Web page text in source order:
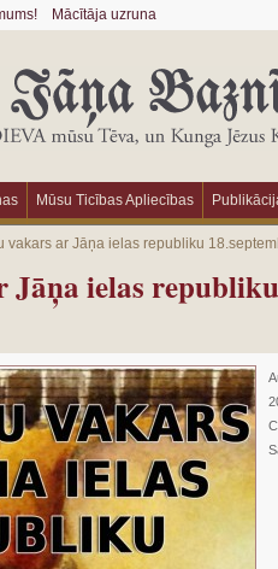
Mācītāja uzruna
Mūsu Ticības Apliecības
vakars ar Jāņa ielas republiku
Jāņa ielas